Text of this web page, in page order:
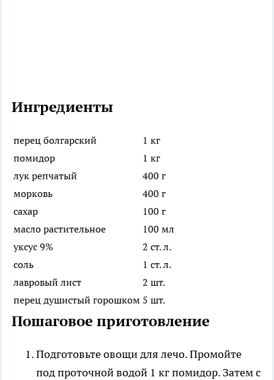
Ингредиенты
перец болгарский
1 кг
помидор
1 кг
лук репчатый
400 г
морковь
400 г
сахар
100 г
масло растительное
100 мл
уксус 9%
2 ст. л.
соль
1 ст. л.
лавровый лист
2 шт.
перец душистый горошком 5 шт.
Пошаговое приготовление
Подготовьте овощи для лечо. Промойте
под проточной водой 1 кг помидор. Затем с